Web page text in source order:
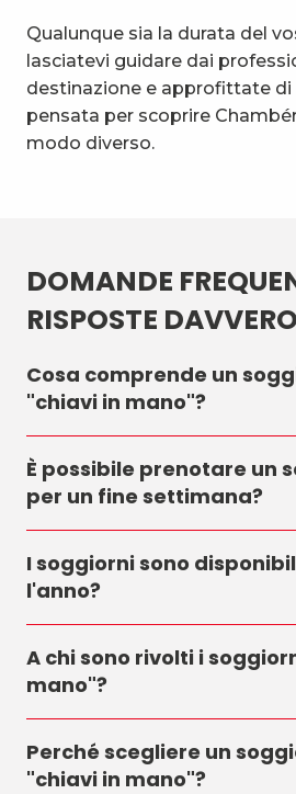
Qualunque sia la durata del
lasciatevi guidare dai
destinazione e approfittate di
pensata per scoprire
modo diverso.
DOMANDE
RISPOSTE
Cosa comprende un
"chiavi in mano"?
È possibile prenotare un
per un fine settimana?
I soggiorni sono
l'anno?
A chi sono rivolti i
mano"?
Perché scegliere un
"chiavi in mano"?